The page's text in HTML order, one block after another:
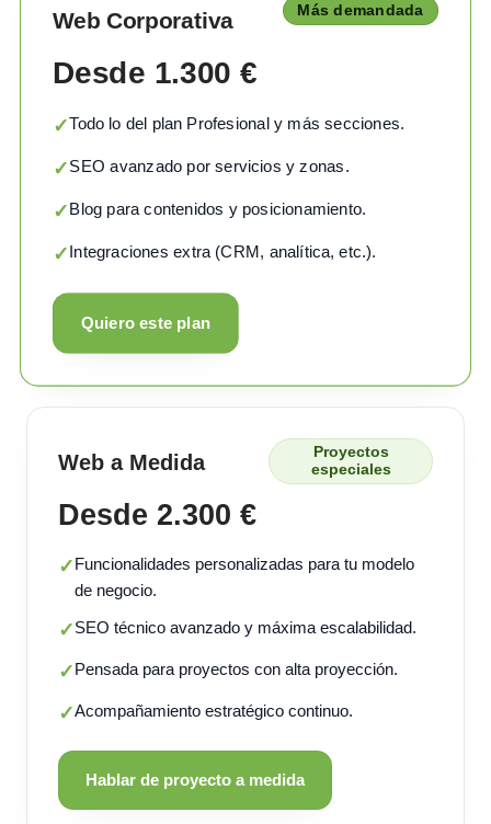
Web Corporativa Más demandada
Desde 1.300 €
✓Todo lo del plan Profesional y más secciones.
✓SEO avanzado por servicios y zonas.
✓Blog para contenidos y posicionamiento.
✓Integraciones extra (CRM, analítica, etc.).
Quiero este plan
Web a Medida
Proyectos
especiales
Desde 2.300 €
✓Funcionalidades personalizadas para tu modelo
de negocio.
✓SEO técnico avanzado y máxima escalabilidad.
✓Pensada para proyectos con alta proyección.
✓Acompañamiento estratégico continuo.
Hablar de proyecto a medida